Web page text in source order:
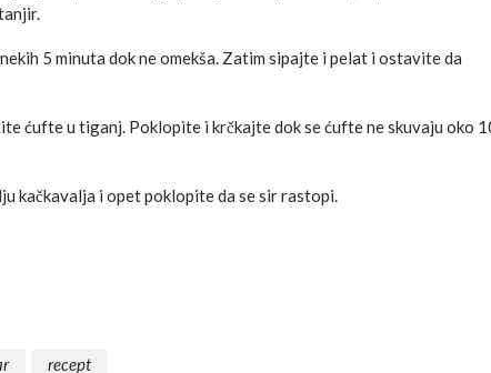
5 minuta dok ne omekša. Zatim sipajte i pelat i ostavite da
ćufte u tiganj. Poklopite i krčkajte dok se ćufte ne skuvaju oko
kačkavalja i opet poklopite da se sir rastopi.
recept